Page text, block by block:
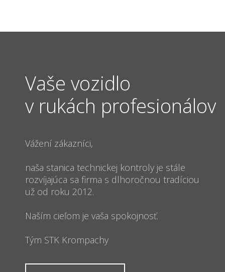
Vaše vozidlo
v rukách profesionálov
Vážení zákazníci,
naša stanica technickej kontroly je stále
rozvíjajúca sa firma s dlhoročnou tradíciou
už od roku 2012.
Naším cieľom je vaša spokojnosť.
Tým STK Krompachy